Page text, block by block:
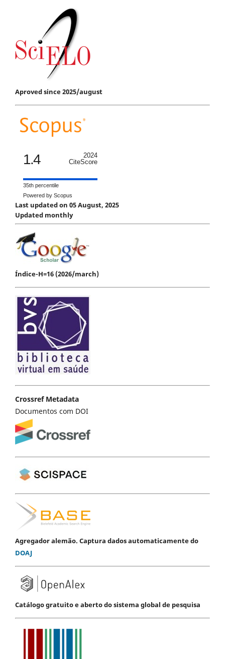
Aproved since 2025/august
1.4
2024
CiteScore
35th percentile
Powered by Scopus
Last updated on 05 August, 2025
Updated monthly
Índice-H=16 (2026/march)
Crossref Metadata
Documentos com DOI
Agregador alemão. Captura dados automaticamente do
DOAJ
Catálogo gratuito e aberto do sistema global de pesquisa